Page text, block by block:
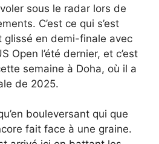
sous le radar lors de
C’est ce qui s’est
glissé en demi-finale avec
Open l’été dernier, et c’est
semaine à Doha, où il a
de 2025.
bouleversant qui que
fait face à une graine.